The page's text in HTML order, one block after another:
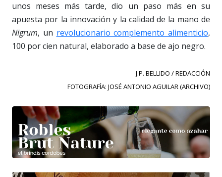
unos meses más tarde, dio un paso más en su
apuesta por la innovación y la calidad de la mano de
Nigrum, un revolucionario complemento alimenticio,
100 por cien natural, elaborado a base de ajo negro.
J.P. BELLIDO / REDACCIÓN
FOTOGRAFÍA: JOSÉ ANTONIO AGUILAR (ARCHIVO)